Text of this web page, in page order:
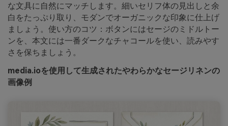
な文具に自然にマッチします。細いセリフ体の見出しと余
白をたっぷり取り、モダンでオーガニックな印象に仕上げ
ましょう。使い方のコツ：ボタンにはセージのミドルトー
ンを、本文には一番ダークなチャコールを使い、読みやす
さを保ちましょう。
media.ioを使用して生成されたやわらかなセージリネンの
画像例